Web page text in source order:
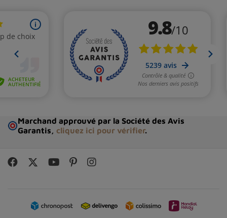
Marchand approuvé par la Société des Avis
Garantis, cliquez ici pour vérifier.